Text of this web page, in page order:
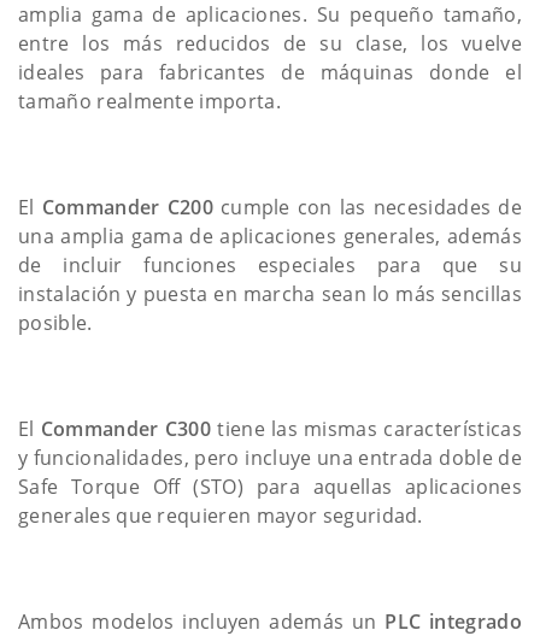
amplia gama de aplicaciones. Su pequeño tamaño,
entre los más reducidos de su clase, los vuelve
ideales para fabricantes de máquinas donde el
tamaño realmente importa.
El Commander C200cumple con las necesidades de
una amplia gama de aplicaciones generales, además
de incluir funciones especiales para que su
instalación y puesta en marcha sean lo más sencillas
posible.
El Commander C300 tiene las mismas características
y funcionalidades, pero incluye una entrada doble de
Safe Torque Off (STO) para aquellas aplicaciones
generales que requieren mayor seguridad.
Ambos modelos incluyen además un PLC integrado